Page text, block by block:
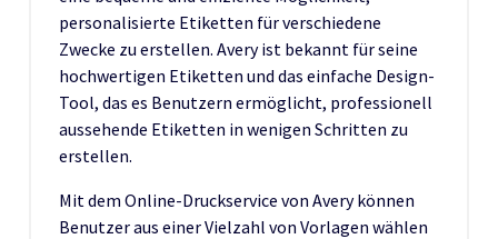
personalisierte Etiketten für verschiedene
Zwecke zu erstellen. Avery ist bekannt für seine
hochwertigen Etiketten und das einfache Design-
Tool, das es Benutzern ermöglicht, professionell
aussehende Etiketten in wenigen Schritten zu
erstellen.
Mit dem Online-Druckservice von Avery können
Benutzer aus einer Vielzahl von Vorlagen wählen